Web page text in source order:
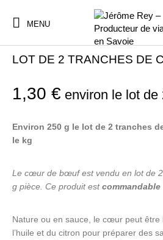
MENU
Abats de boeuf
LOT DE 2 TRANCHES DE
1,30€ environ le lot de
Environ 250 g le lot de 2 tranches
le kg
Le cœur de bœuf est vendu en lot de 2
g pièce. Ce produit estcommandable
Nature ou en sauce, le cœur peut être
l’huile et du citron pour préparer des